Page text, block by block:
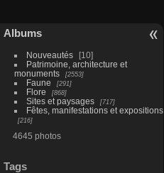
Albums
Nouveautés
10
Patrimoine, architecture et
monuments
2553
Faune 291
Flore 868
Sites et paysages 717
Fêtes, manifestations et expositions
216
4645 photos
Tags